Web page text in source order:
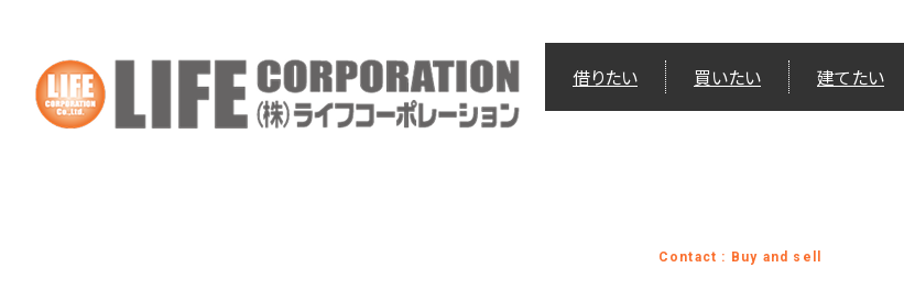
借りたい 買いたい 建てたい
Contact : Buy and sell